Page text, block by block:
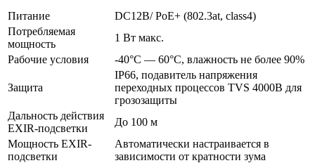
Питание
DC12В/ PoE+ (802.3at, class4)
Потребляемая
мощность
1 Вт макс.
Рабочие условия
-40°С — 60°С, влажность не более 90%
Защита
IP66, подавитель напряжения
переходных процессов TVS 4000В для
грозозащиты
Дальность действия
EXIR-подсветки
До 100 м
Мощность EXIR-
подсветки
Автоматически настраивается в
зависимости от кратности зума